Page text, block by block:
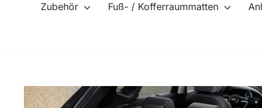
Zubehör Fuß- / Kofferraummatten